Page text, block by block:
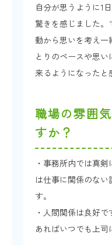
自分が思うように1
驚きを感じました。
動から思いを考え
とりのペースや思
来るようになったと
職場の雰囲
すか？
・事務所内では真
は仕事に関係のな
す。
・人間関係は良好
あればいつでも上司